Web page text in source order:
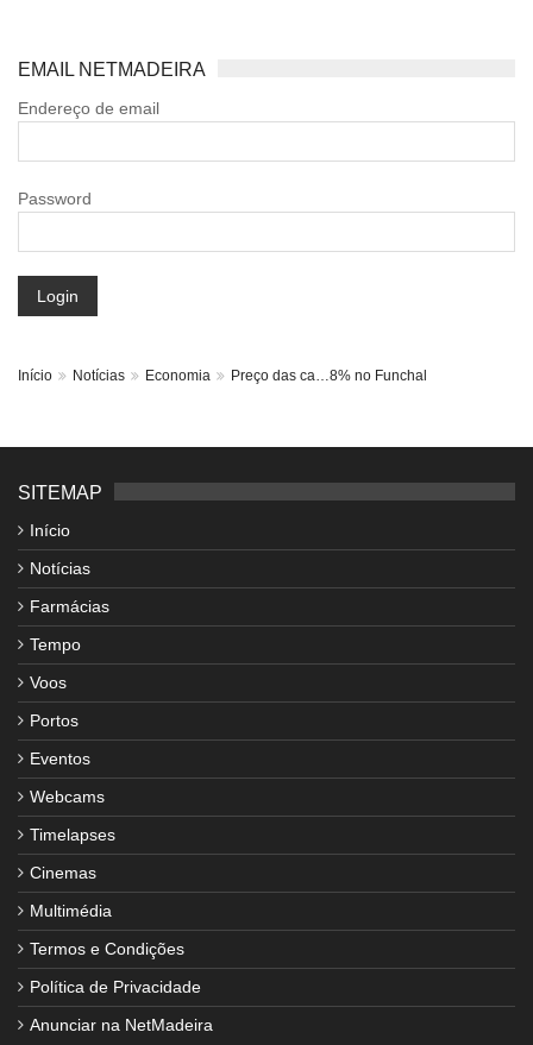
EMAIL NETMADEIRA
Endereço de email
Password
Login
Início Notícias Economia Preço das ca…8% no Funchal
SITEMAP
Início
Notícias
Farmácias
Tempo
Voos
Portos
Eventos
Webcams
Timelapses
Cinemas
Multimédia
Termos e Condições
Política de Privacidade
Anunciar na NetMadeira